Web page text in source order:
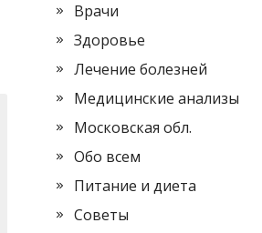
Врачи
Здоровье
Лечение болезней
Медицинские анализы
Московская обл.
Обо всем
Питание и диета
Советы